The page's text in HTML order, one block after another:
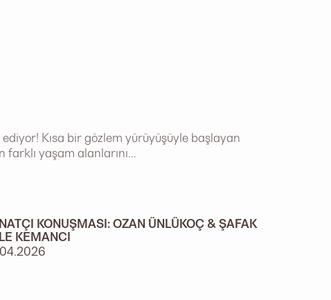
Kısa bir gözlem yürüyüşüyle başlayan
yaşam alanlarını...
KONUŞMASI: OZAN ÜNLÜKOÇ & ŞAFAK
KEMANCI